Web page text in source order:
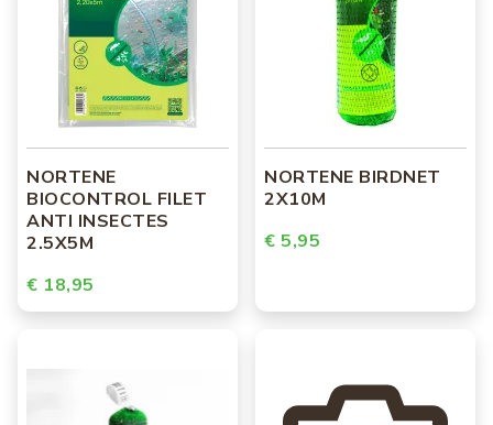
NORTENE
BIOCONTROL FILET
ANTI INSECTES
2.5X5M
€ 18,95
NORTENE BIRDNET
2X10M
€ 5,95